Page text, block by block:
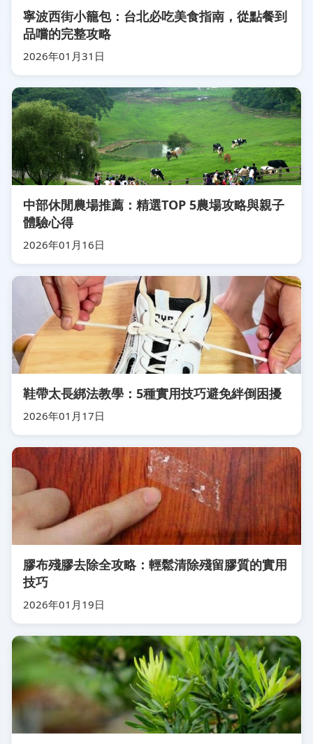
寧波西街小籠包：台北必吃美食指南，從點餐到
品嚐的完整攻略
2026年01月31日
中部休閒農場推薦：精選TOP 5農場攻略與親子
體驗心得
2026年01月16日
鞋帶太長綁法教學：5種實用技巧避免絆倒困擾
2026年01月17日
膠布殘膠去除全攻略：輕鬆清除殘留膠質的實用
技巧
2026年01月19日